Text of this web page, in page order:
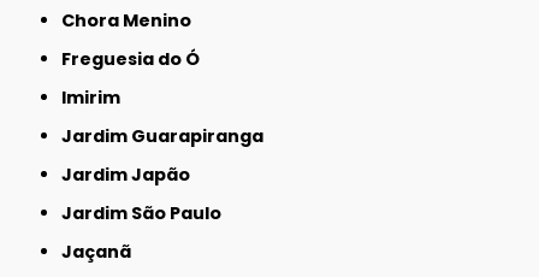
Chora Menino
Freguesia do Ó
Imirim
Jardim Guarapiranga
Jardim Japão
Jardim São Paulo
Jaçanã